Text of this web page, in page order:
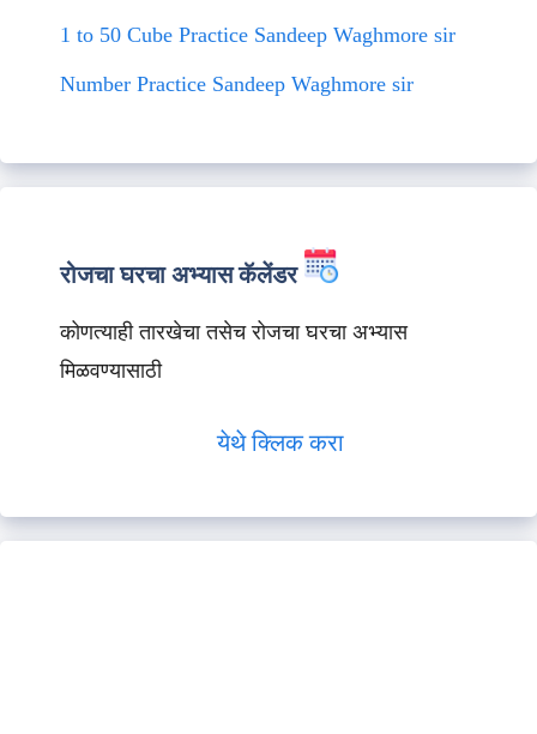
1 to 50 Cube Practice Sandeep Waghmore sir
Number Practice Sandeep Waghmore sir
रोजचा घरचा अभ्यास कॅलेंडर
कोणत्याही तारखेचा तसेच रोजचा घरचा अभ्यास
मिळवण्यासाठी
येथे क्लिक करा